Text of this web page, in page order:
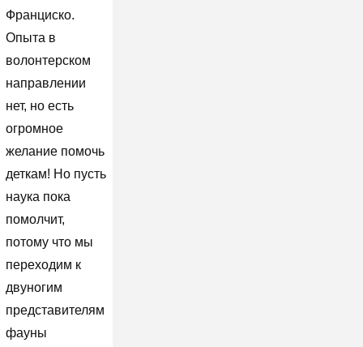
Франциско.
Опыта в
волонтерском
направлении
нет, но есть
огромное
желание помочь
деткам! Но пусть
наука пока
помолчит,
потому что мы
переходим к
двуногим
представителям
фауны